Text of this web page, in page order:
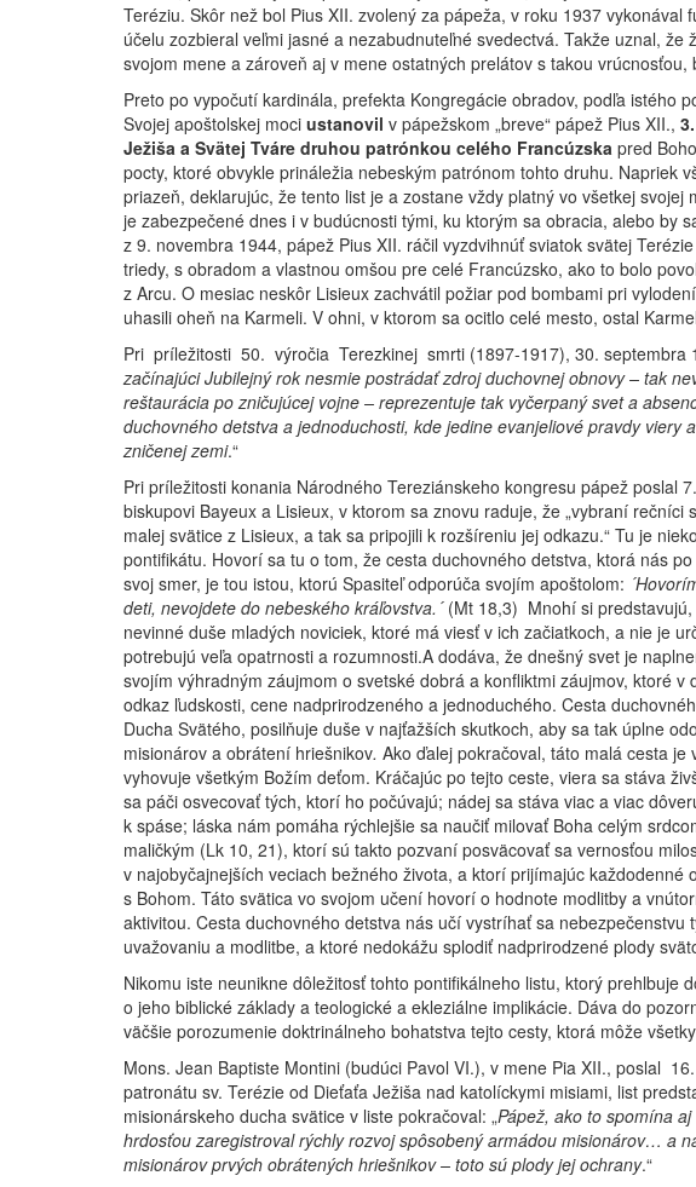
Teréziu. Skôr než bol Pius XII. zvolený za pápeža, v roku 1937 vykonával
účelu zozbieral veľmi jasné a nezabudnuteľné svedectvá. Takže uznal, že
svojom mene a zároveň aj v mene ostatných prelátov s takou
Preto po vypočutí kardinála, prefekta Kongregácie obradov, podľa istého
Svojej apoštolskej moci ustanovil v pápežskom „breve“ pápež Pius XII.,
Ježiša a Svätej Tváre druhou patrónkou celého Francúzska pred
pocty, ktoré obvykle prináležia nebeským patrónom tohto druhu. Napriek
priazeň, deklarujúc, že tento list je a zostane vždy platný vo všetkej svojej
je zabezpečené dnes i v budúcnosti tými, ku ktorým sa obracia, alebo by
z 9. novembra 1944, pápež Pius XII. ráčil vyzdvihnúť sviatok svätej
triedy, s obradom a vlastnou omšou pre celé Francúzsko, ako to bolo
z Arcu. O mesiac neskôr Lisieux zachvátil požiar pod bombami pri
uhasili oheň na Karmeli. V ohni, v ktorom sa ocitlo celé mesto, ostal
Pri príležitosti 50. výročia Terezkinej smrti (1897-1917), 30. septembra
začínajúci Jubilejný rok nesmie postrádať zdroj duchovnej obnovy – tak
reštaurácia po zničujúcej vojne – reprezentuje tak vyčerpaný svet a
duchovného detstva a jednoduchosti, kde jedine evanjeliové pravdy viery
zničenej zemi.“
Pri príležitosti konania Národného Tereziánskeho kongresu pápež poslal
biskupovi Bayeux a Lisieux, v ktorom sa znovu raduje, že „vybraní
malej svätice z Lisieux, a tak sa pripojili k rozšíreniu jej odkazu.“ Tu je
pontifikátu. Hovorí sa tu o tom, že cesta duchovného detstva, ktorá nás
svoj smer, je tou istou, ktorú Spasiteľ odporúča svojím apoštolom:
deti, nevojdete do nebeského kráľovstva.´ (Mt 18,3) Mnohí si
nevinné duše mladých noviciek, ktoré má viesť v ich začiatkoch, a nie je
potrebujú veľa opatrnosti a rozumnosti.A dodáva, že dnešný svet je
svojím výhradným záujmom o svetské dobrá a konfliktmi záujmov, ktoré v
odkaz ľudskosti, cene nadprirodzeného a jednoduchého. Cesta
Ducha Svätého, posilňuje duše v najťažších skutkoch, aby sa tak úplne
misionárov a obrátení hriešnikov. Ako ďalej pokračoval, táto malá cesta
vyhovuje všetkým Božím deťom. Kráčajúc po tejto ceste, viera sa stáva
sa páči osvecovať tých, ktorí ho počúvajú; nádej sa stáva viac a viac
k spáse; láska nám pomáha rýchlejšie sa naučiť milovať Boha celým
maličkým (Lk 10, 21), ktorí sú takto pozvaní posväcovať sa vernosťou
v najobyčajnejších veciach bežného života, a ktorí prijímajúc každodenné
s Bohom. Táto svätica vo svojom učení hovorí o hodnote modlitby a
aktivitou. Cesta duchovného detstva nás učí vystríhať sa nebezpečenstvu
uvažovaniu a modlitbe, a ktoré nedokážu splodiť nadprirodzené plody
Nikomu iste neunikne dôležitosť tohto pontifikálneho listu, ktorý prehlbuje
o jeho biblické základy a teologické a ekleziálne implikácie. Dáva do
väčšie porozumenie doktrinálneho bohatstva tejto cesty, ktorá môže
Mons. Jean Baptiste Montini (budúci Pavol VI.), v mene Pia XII., poslal
patronátu sv. Terézie od Dieťaťa Ježiša nad katolíckymi misiami, list
misionárskeho ducha svätice v liste pokračoval: „Pápež, ako to spomína aj
hrdosťou zaregistroval rýchly rozvoj spôsobený armádou misionárov… a
misionárov prvých obrátených hriešnikov – toto sú plody jej ochrany.“